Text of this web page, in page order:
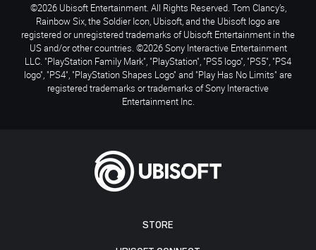
STORE
©2026 Ubisoft Entertainment. All Rights Reserved. Tom Clancy’s,
Rainbow Six, the Soldier Icon, Ubisoft, and the Ubisoft logo are
registered or unregistered trademarks of Ubisoft Entertainment in the
US and/or other countries. ©2026 Sony Interactive Entertainment
LLC. "PlayStation Family Mark", "PlayStation", "PS5 logo", "PS5", "PS4
logo", "PS4", "PlayStation Shapes Logo" and "Play Has No Limits" are
registered trademarks or trademarks of Sony Interactive
Entertainment Inc.